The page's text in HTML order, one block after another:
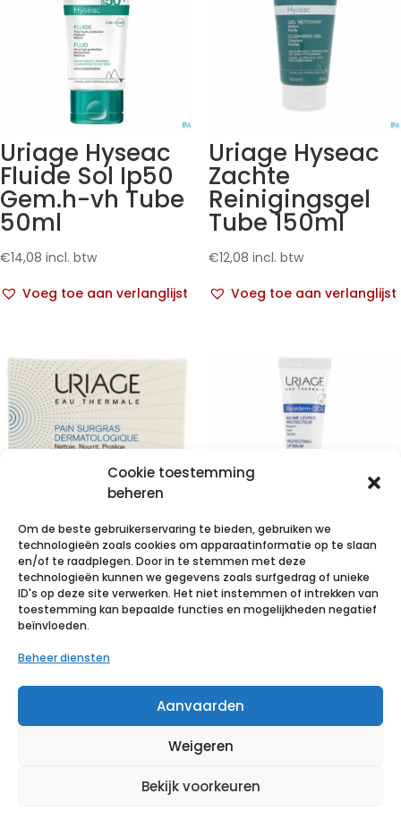
Cookie toestemming
beheren
Om de beste gebruikerservaring te bieden, gebruiken we
technologieën zoals cookies om apparaatinformatie op te slaan
en/of te raadplegen. Door in te stemmen met deze
technologieën kunnen we gegevens zoals surfgedrag of unieke
ID's op deze site verwerken. Het niet instemmen of intrekken van
toestemming kan bepaalde functies en mogelijkheden negatief
beïnvloeden.
Beheer diensten
Aanvaarden
Weigeren
Bekijk voorkeuren
Uriage Hyseac
Fluide Sol Ip50
Gem.h-vh Tube
50ml
€14,08 incl. btw
Voeg toe aan verlanglijst
Uriage Hyseac
Zachte
Reinigingsgel
Tube 150ml
€12,08 incl. btw
Voeg toe aan verlanglijst
Uriage
Thermale
Wasstuk
Overvet 100g
Voeg toe aan verlanglijst
Uriage
Bariederm
Lippenbalsem
Voeg toe aan verlanglijst